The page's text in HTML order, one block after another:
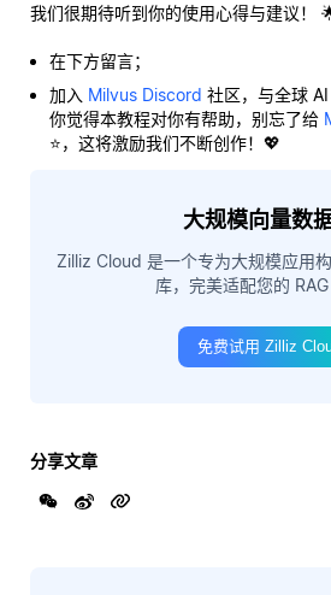
我们很期待听到你的使用心得与建议！
在下方留言；
加入 Milvus Discord 社区，与全球
你觉得本教程对你有帮助，别忘了给
⭐，这将激励我们不断创作！💖
大规模向量数
Zilliz Cloud 是一个专为大规模应用
库，完美适配您的 RAG
免费试用 Zilliz
分享文章